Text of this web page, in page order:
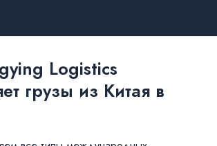
Logistics
грузы из Китая в